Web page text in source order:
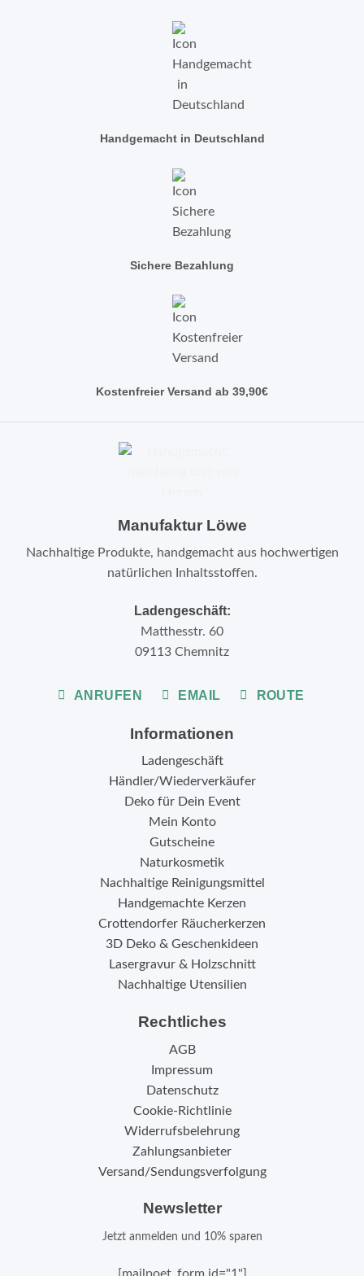
Handgemacht in Deutschland
Sichere Bezahlung
Kostenfreier Versand ab 39,90€
Manufaktur Löwe
Nachhaltige Produkte, handgemacht aus hochwertigen
natürlichen Inhaltsstoffen.
Ladengeschäft:
Matthesstr. 60
09113 Chemnitz
ANRUFEN EMAIL ROUTE
Informationen
Ladengeschäft
Händler/Wiederverkäufer
Deko für Dein Event
Mein Konto
Gutscheine
Naturkosmetik
Nachhaltige Reinigungsmittel
Handgemachte Kerzen
Crottendorfer Räucherkerzen
3D Deko & Geschenkideen
Lasergravur & Holzschnitt
Nachhaltige Utensilien
Rechtliches
AGB
Impressum
Datenschutz
Cookie-Richtlinie
Widerrufsbelehrung
Zahlungsanbieter
Versand/Sendungsverfolgung
Newsletter
Jetzt anmelden und 10% sparen
[mailpoet_form id="1"]